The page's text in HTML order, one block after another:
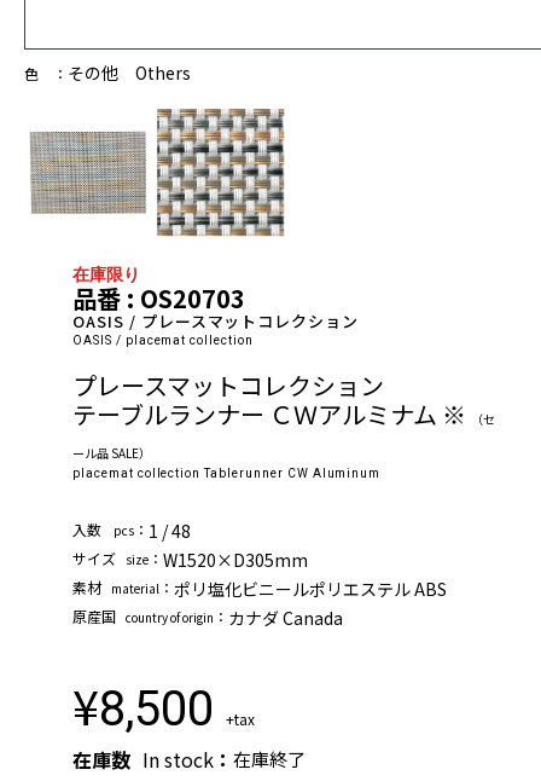
色 ： その他 Others
在庫限り
品番 : OS20703
OASIS / プレースマットコレクション
OASIS / placemat collection
プレースマットコレクション
テーブルランナー ＣＷアルミナム ※
（セ
ール品 SALE）
placemat collection Tablerunner CW Aluminum
⼊数 pcs ： 1 / 48
サイズ size ： W1520×D305mm
素材 material ： ポリ塩化ビニールポリエステル ABS
原産国 country of origin ： カナダ Canada
¥8,500 +tax
在庫数 In stock ： 在庫終了